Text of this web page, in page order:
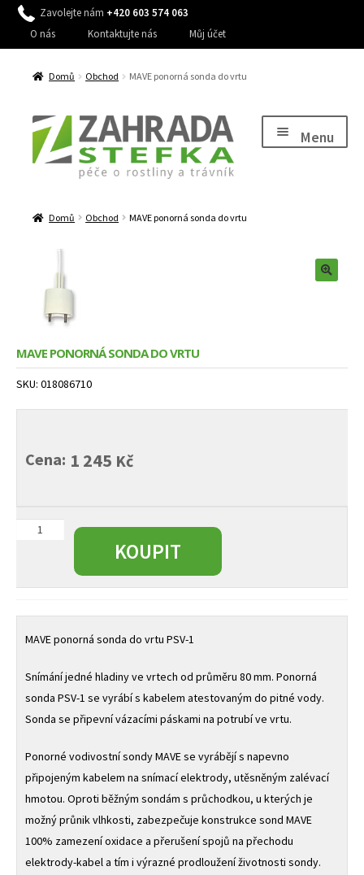
Zavolejte nám +420 603 574 063
O nás
Kontaktujte nás Můj účet
Domů Obchod MAVE ponorná sonda do vrtu
Přeskočit
na
navigaci
Přejít
k
obsahu
Menu
menu
Expand
child
Zavlažování
Dům a zahrada
Služby
Domů Obchod MAVE ponorná sonda do vrtu
MAVE PONORNÁ SONDA DO VRTU
SKU: 018086710
Cena: 1 245 Kč
MAVE
množství
KOUPIT
MAVE ponorná sonda do vrtu PSV-1
Snímání jedné hladiny ve vrtech od průměru 80 mm. Ponorná
sonda PSV-1 se vyrábí s kabelem atestovaným do pitné vody.
Sonda se připevní vázacími páskami na potrubí ve vrtu.
Ponorné vodivostní sondy MAVE se vyrábějí s napevno
připojeným kabelem na snímací elektrody, utěsněným zalévací
hmotou. Oproti běžným sondám s průchodkou, u kterých je
možný průnik vlhkosti, zabezpečuje konstrukce sond MAVE
100% zamezení oxidace a přerušení spojů na přechodu
elektrody-kabel a tím i výrazné prodloužení životnosti sondy.